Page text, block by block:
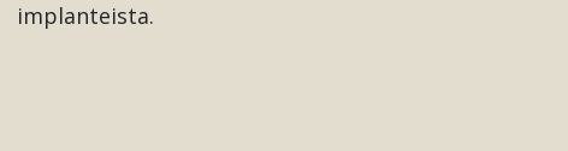
implanteista.